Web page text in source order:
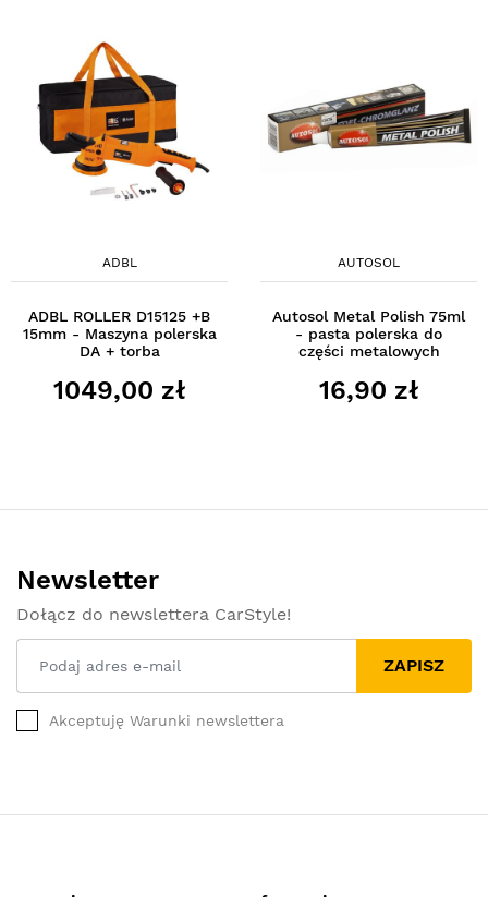
ADBL
ADBL ROLLER D15125 +B
15mm - Maszyna polerska
DA + torba
1049,00 zł
AUTOSOL
Autosol Metal Polish 75ml
- pasta polerska do
części metalowych
16,90 zł
Newsletter
Dołącz do newslettera CarStyle!
ZAPISZ
Akceptuję Warunki newslettera